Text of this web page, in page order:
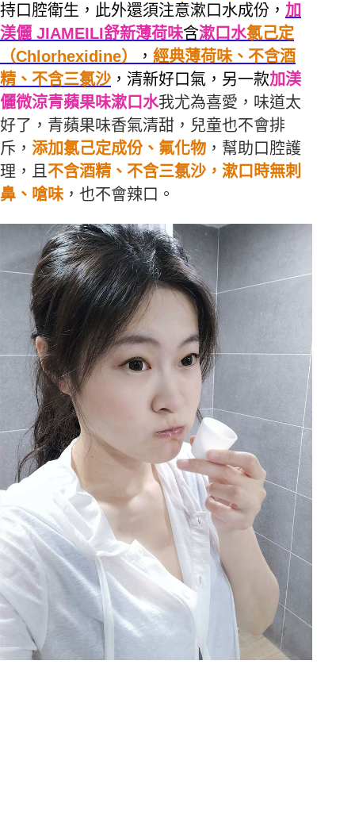
持口腔衛生，此外還須注意漱口水成份， 加
渼儷 JIAMEILI舒新薄荷味含漱口水氯己定
（Chlorhexidine）
， 經典薄荷味、不含酒
精、不含三氯沙 ，清新好口氣，另一款加渼
儷微涼青蘋果味漱口水我尤為喜愛，味道太
好了，青蘋果味香氣清甜，兒童也不會排
斥， 添加氯己定成份、氟化物 ，幫助口腔護
理，且 不含酒精、不含三氯沙，漱口時無刺
鼻、嗆味，也不會辣口。